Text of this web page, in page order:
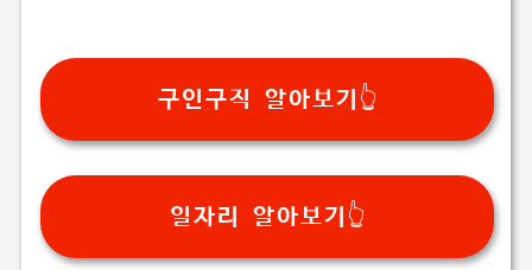
구인구직 알아보기👆
일자리 알아보기👆